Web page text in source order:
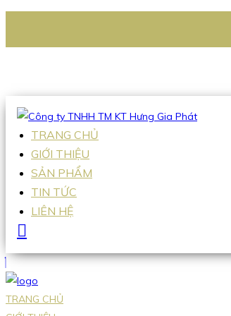
Hotline:0938 336 079
TRANG CHỦ
GIỚI THIỆU
SẢN PHẨM
TIN TỨC
LIÊN HỆ
TRANG CHỦ